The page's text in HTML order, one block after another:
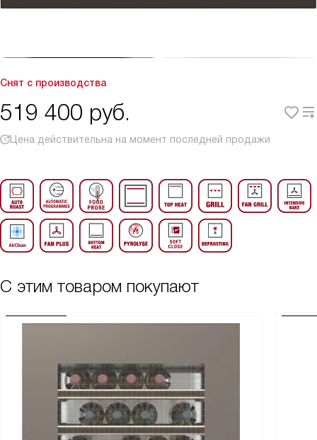
Снят с производства
519 400 руб.
Цена действительна на момент последней продажи
С этим товаром покупают